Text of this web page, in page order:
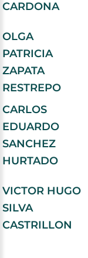
CARDONA
OLGA
PATRICIA
ZAPATA
RESTREPO
CARLOS
EDUARDO
SANCHEZ
HURTADO
VICTOR HUGO
SILVA
CASTRILLON